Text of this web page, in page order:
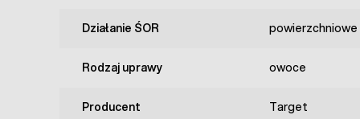
Działanie ŚOR powierzchniowe
Rodzaj uprawy owoce
Producent Target